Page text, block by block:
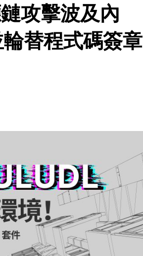
攻擊波及內
替程式碼簽章